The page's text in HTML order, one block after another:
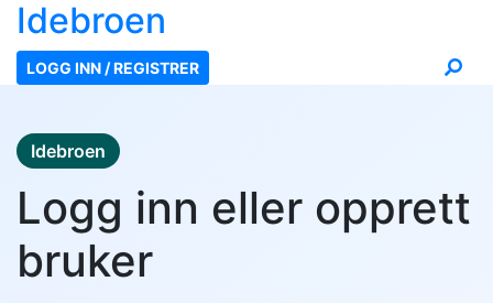
Idebroen
LOGG INN / REGISTRER
Idebroen
Logg inn eller opprett
bruker